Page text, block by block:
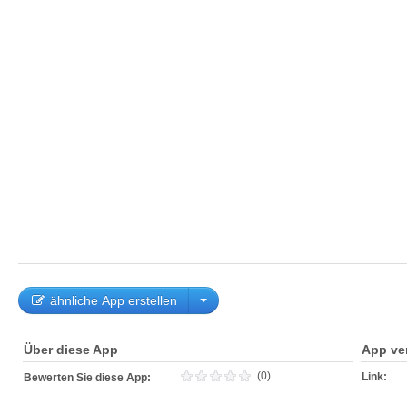
ähnliche App erstellen
Über diese App
Bewerten Sie diese App: (0)
App
Link: